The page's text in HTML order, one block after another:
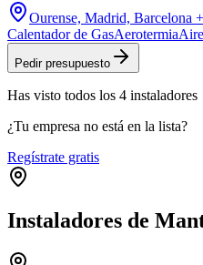
Ourense, Madrid, Barcelona
Calentador de GasAerotermia
Pedir presupuesto
Has visto todos los 4 instaladores
¿Tu empresa no está en la lista?
Regístrate gratis
Instaladores de